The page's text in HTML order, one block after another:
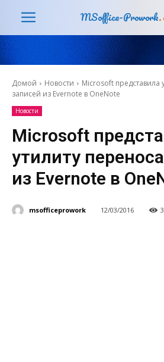
MSoffice-Prowork
Домой Новости
Microsoft представила
записей из Evernote в OneNote
Новости
Microsoft
утилиту
из Evernote в
msofficeprowork 12/03/2016